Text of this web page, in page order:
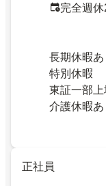
完全週
長期休暇あ
特別休暇
東証一部上
介護休暇あ
正社員